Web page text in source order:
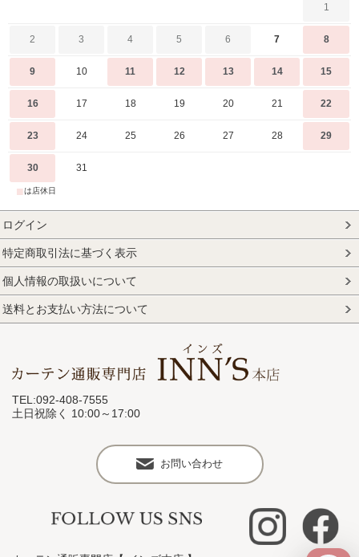
1
2 3 4 5 6 7 8
9 10 11 12 13 14 15
16 17 18 19 20 21 22
23 24 25 26 27 28 29
30 31
■は店休日
ログイン
特定商取引法に基づく表示
個人情報の取扱いについて
送料とお支払い方法について
TEL:092-408-7555
土日祝除く 10:00～17:00
お問い合わせ